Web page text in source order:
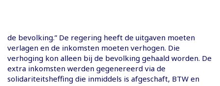
de bevolking.” De regering heeft de uitgaven moeten
verlagen en de inkomsten moeten verhogen. Die
verhoging kon alleen bij de bevolking gehaald worden. De
extra inkomsten werden gegenereerd via de
solidariteitsheffing die inmiddels is afgeschaft, BTW en